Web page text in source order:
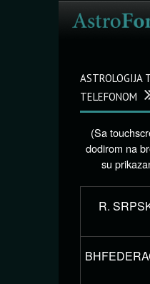
ASTROLOGIJA
TELEFONOM
(Sa
dodirom na
su
R.